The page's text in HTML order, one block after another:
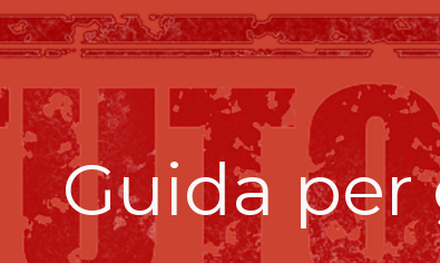
Skip to main content Skip
Guida